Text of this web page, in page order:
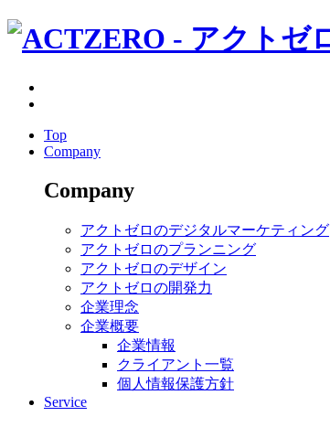
Top
Company
Company
アクトゼロのデジタルマーケティング
アクトゼロのプランニング
アクトゼロのデザイン
アクトゼロの開発力
企業理念
企業概要
企業情報
クライアント一覧
個人情報保護方針
Service